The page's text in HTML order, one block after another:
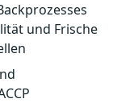
und Frische